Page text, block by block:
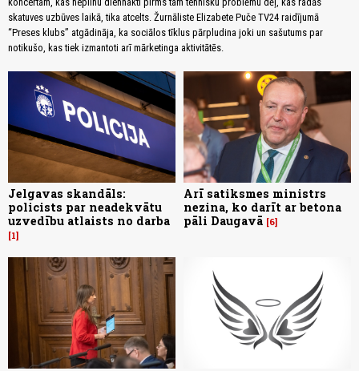
skatuves uzbūves laikā, tika atcelts. Žurnāliste Elizabete Puče TV24 raidījumā
“Preses klubs” atgādināja, ka sociālos tīklus pārpludina joki un sašutums par
notikušo, kas tiek izmantoti arī mārketinga aktivitātēs.
Jelgavas skandāls:
policists par neadekvātu
uzvedību atlaists no darba
1
Arī satiksmes ministrs
nezina, ko darīt ar betona
pāli Daugavā 6